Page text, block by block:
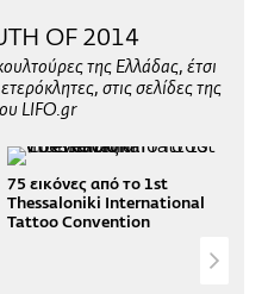
OF 2014
της Ελλάδας, έτσι
στις σελίδες της
LIFO.gr
75 εικόνες από το 1st
Thessaloniki International
Tattoo Convention